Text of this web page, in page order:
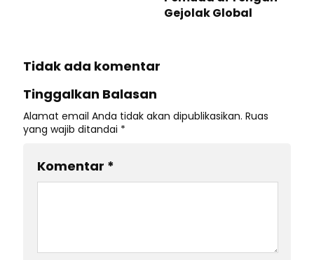
Gejolak Global
Tidak ada komentar
Tinggalkan Balasan
Alamat email Anda tidak akan dipublikasikan. Ruas
yang wajib ditandai *
Komentar *